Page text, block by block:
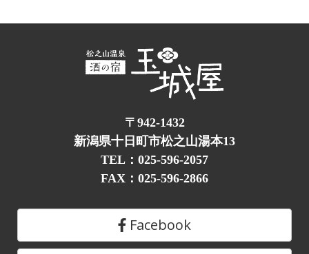
〒942-1432
新潟県十日町市松之山湯本13
TEL：025-596-2057
FAX：025-596-2866
Facebook